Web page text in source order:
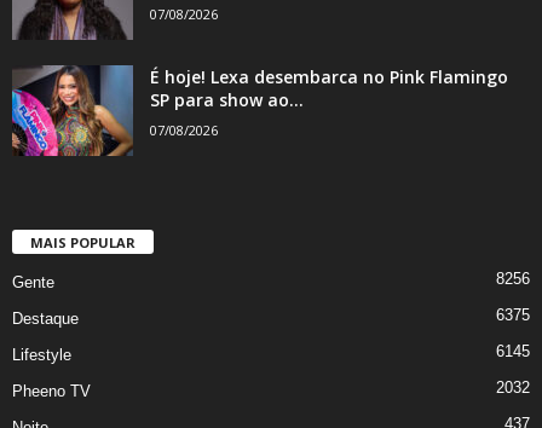
07/08/2026
É hoje! Lexa desembarca no Pink Flamingo
SP para show ao...
07/08/2026
MAIS POPULAR
Gente 8256
Destaque 6375
Lifestyle 6145
Pheeno TV 2032
437